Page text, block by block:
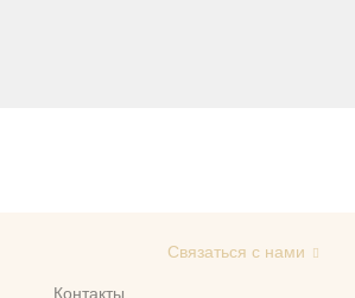
Контакты
Связаться с нами